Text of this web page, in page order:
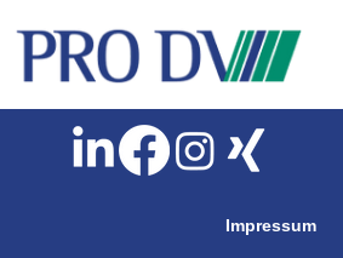
Impressum